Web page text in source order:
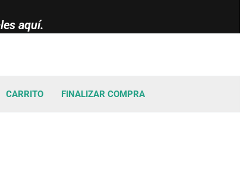
aquí.
CARRITO FINALIZAR COMPRA